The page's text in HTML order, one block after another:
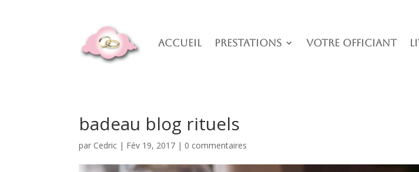
Accueil Prestations Votre officiant
badeau blog rituels
par Cedric | Fév 19, 2017 | 0 commentaires